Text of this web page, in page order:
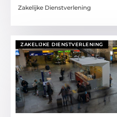
Zakelijke Dienstverlening
ZAKELIJKE DIENSTVERLENING